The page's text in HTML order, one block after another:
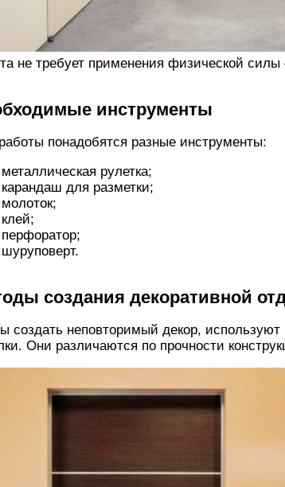
не требует применения физической
инструменты
понадобятся разные инструменты:
металлическая рулетка;
карандаш для разметки;
молоток;
клей;
перфоратор;
шуруповерт.
создания декоративной
создать неповторимый декор,
Они различаются по прочности